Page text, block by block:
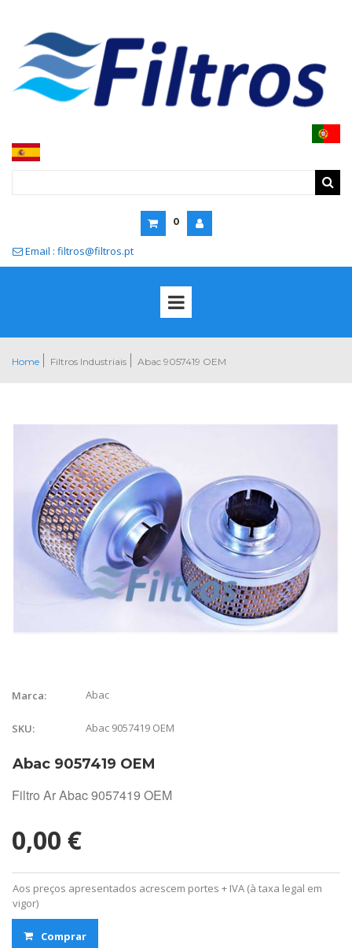
0
 Email : filtros@filtros.pt
Home Filtros Industriais Abac 9057419 OEM
Marca: Abac
SKU: Abac 9057419 OEM
Abac 9057419 OEM
Filtro Ar Abac 9057419 OEM
0,00 €
Aos preços apresentados acrescem portes + IVA (à taxa legal em
vigor)
Comprar